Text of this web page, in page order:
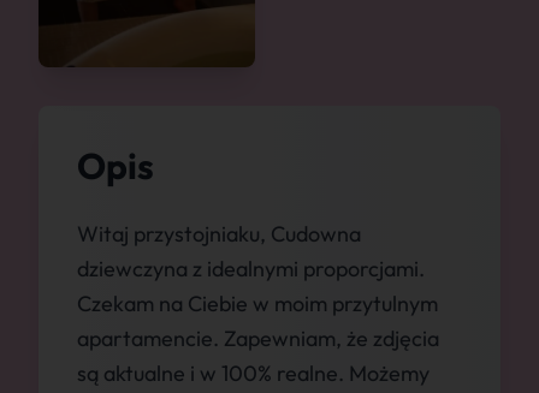
Opis
Witaj przystojniaku, Cudowna
dziewczyna z idealnymi proporcjami.
Czekam na Ciebie w moim przytulnym
apartamencie. Zapewniam, że zdjęcia
są aktualne i w 100% realne. Możemy